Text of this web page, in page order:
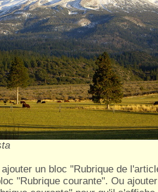
un bloc "Rubrique de
"Rubrique courante". Ou